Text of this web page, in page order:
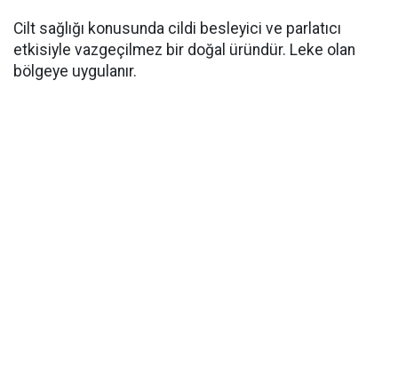
Cilt sağlığı konusunda cildi besleyici ve parlatıcı
etkisiyle vazgeçilmez bir doğal üründür. Leke olan
bölgeye uygulanır.